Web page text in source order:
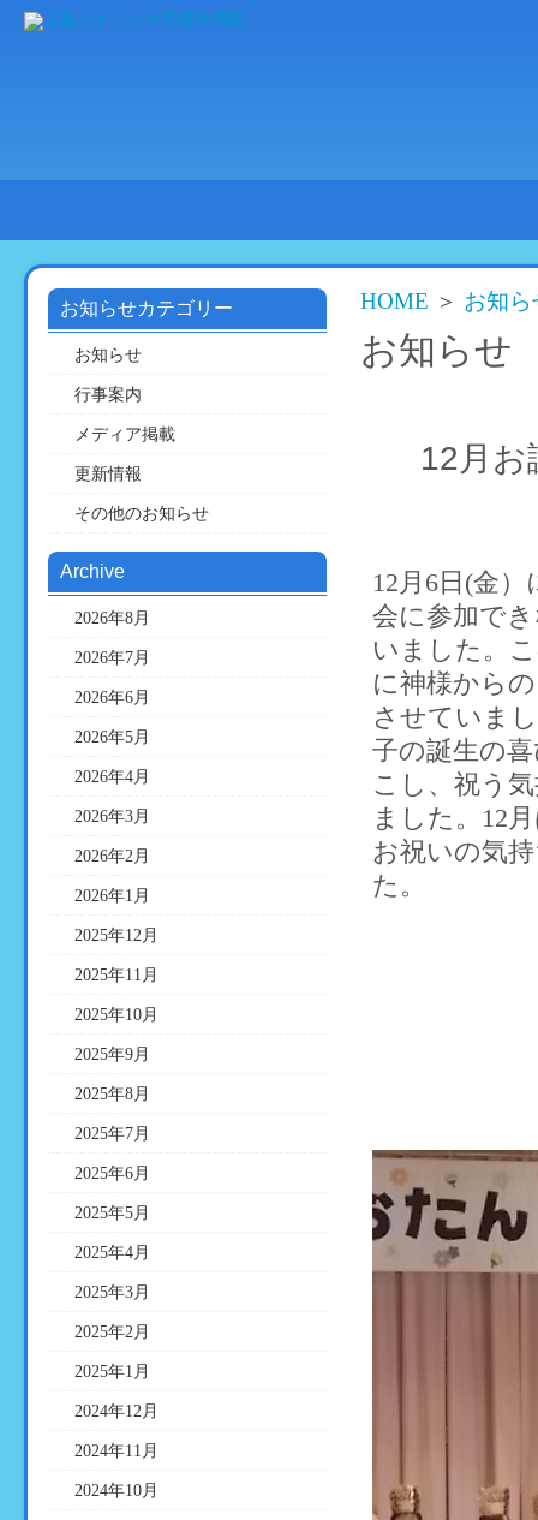
介
子
HOME ＞ お知ら
お知らせ
12月お
12月6日(金
会に参加で
いました。
に神様から
させていま
子の誕生の
こし、祝う
ました。12
お祝いの気
た。
お知らせカテゴリー
お知らせ
行事案内
メディア掲載
更新情報
その他のお知らせ
Archive
2026年8月
2026年7月
2026年6月
2026年5月
2026年4月
2026年3月
2026年2月
2026年1月
2025年12月
2025年11月
2025年10月
2025年9月
2025年8月
2025年7月
2025年6月
2025年5月
2025年4月
2025年3月
2025年2月
2025年1月
2024年12月
2024年11月
2024年10月